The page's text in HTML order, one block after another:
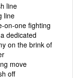
line
line
on-one fighting
dedicated
on the brink of
move
off